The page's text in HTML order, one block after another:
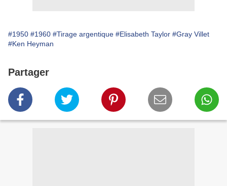
#1950 #1960 #Tirage argentique #Elisabeth Taylor #Gray Villet
#Ken Heyman
Partager